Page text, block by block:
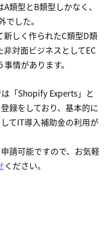
類型とB類型しかなく、
した。
しく作られたC類型D類
対面ビジネスとしてEC
情があります。
「Shopify Experts」と
録をしており、基本的に
てIT導入補助金の利用が
請可能ですので、お気軽
ください。